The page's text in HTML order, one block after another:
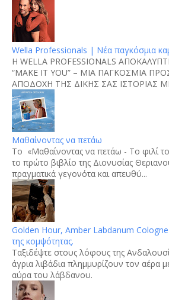
Wella Professionals | Νέα παγκόσμια
H WELLA PROFESSIONALS
“MAKE IT YOU” – ΜΙΑ ΠΑΓΚΟΣΜΙΑ
ΑΠΟΔΟΧΗ ΤΗΣ ΔΙΚΗΣ ΣΑΣ ΙΣΤΟΡΙΑΣ
Μαθαίνοντας να πετάω
Το «Μαθαίνοντας να πετάω - Το φιλί
το πρώτο βιβλίο της Διονυσίας
πραγματικά γεγονότα και απευθύ...
Golden Hour, Amber Labdanum
της κομψότητας.
Tαξιδέψτε στους λόφους της
άγρια λιβάδια πλημμυρίζουν τον αέρα
αύρα του λάβδανου.